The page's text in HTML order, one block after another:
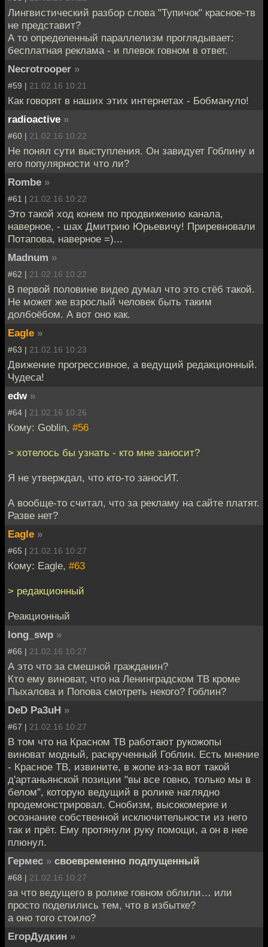
Лингвистический разбор слова "Тупичок" красное-тв
не представит?
А то определенный параллелизм проглядывает:
бесплатная реклама - и плевок говном в ответ.
Necrotrooper »
#59 | 21.02.16 10:21
Как говорят в наших этих интернетах - Бобмануло!
radioactive »
#60 | 21.02.16 10:22
Не понял сути выступления. Он завидует Гоблину и
его популярности что ли?
Rombe »
#61 | 21.02.16 10:22
Это такой ход конем по продвижению канала,
наверное, - шах Дмитрию Юрьевичу! Приревновали
Потапова, наверное =)...
Madnum »
#62 | 21.02.16 10:22
В первой половине видео думал что это стёб такой.
Не может же взрослый человек быть таким
долбоёбом. А вот оно как.
Eagle »
#63 | 21.02.16 10:23
Движение прогрессивное, а ведущий редакционный.
Чудеса!
edw »
#64 | 21.02.16 10:26
Кому: Goblin, #56
> хотелось бы узнать - кто мне заносит?
Я не утверждал, что кто-то заносИТ.
А вообще-то считал, что за рекламу на сайте платят.
Разве нет?
Eagle »
#65 | 21.02.16 10:27
Кому: Eagle, #63
> редакционный
Реакционный
long_swp »
#66 | 21.02.16 10:27
А это что за смешной гражданин?
Кто ему виноват, что на Ленинградском ТВ кроме
Пыхалова и Попова смотреть некого? Гоблин?
DeD Pa3uH »
#67 | 21.02.16 10:27
В том что на Красном ТВ работают рукожопы
виноват модный, раскрученный Гоблин. Есть мнение
- Красное ТВ, извините, в жопе из-за вот такой
д'артаньянской позиции "вы все говно, только мы в
белом", которую ведущий в ролике наглядно
продемонстрировал. Снобизм, высокомерие и
осознание собственной исключительности из него
так и прёт. Ему протянули руку помощи, а он в нее
плюнул.
Гермес » своевременно подпущенный
#68 | 21.02.16 10:27
за что ведущего в ролике говном облили… или
просто поделились тем, что в избытке?
а оно того стоило?
ЕгорДудкин »